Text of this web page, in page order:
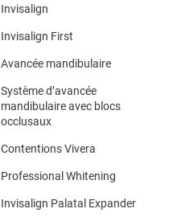
Invisalign
Invisalign First
Avancée mandibulaire
Système d’avancée
mandibulaire avec blocs
occlusaux
Contentions Vivera​
Professional Whitening
Invisalign Palatal Expander